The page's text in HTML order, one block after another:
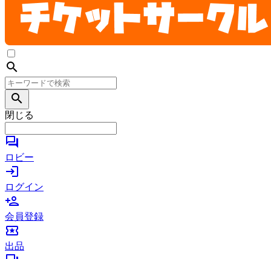
search
search
閉じる
forum
ロビー
login
ログイン
person_add
会員登録
local_activity
出品